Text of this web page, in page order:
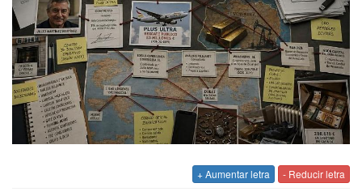
+ Aumentar letra - Reducir letra